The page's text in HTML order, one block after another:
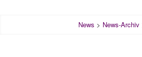
News > News-Archiv